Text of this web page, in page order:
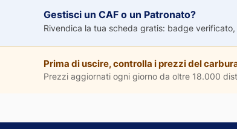
Gestisci un CAF o un Patronato?
Rivendica la tua scheda gratis: badge
Prima di uscire, controlla i prezzi del
Prezzi aggiornati ogni giorno da oltre 18.000